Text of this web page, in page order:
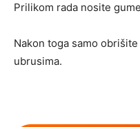
Prilikom rada nosite
Nakon toga samo
ubrusima.